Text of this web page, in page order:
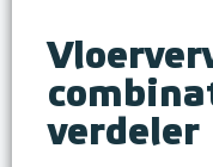
verdeler